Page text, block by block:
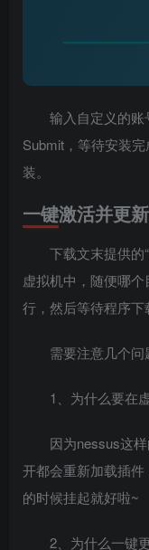
输入自定义的
Submit，等待安装
装。
一键激活并更
下载文末提供的
虚拟机中，随便哪
行，然后等待程序下
需要注意几个问
1、为什么要在
因为nessus这
开都会重新加载插
的时候挂起就好啦~
2、为什么一键